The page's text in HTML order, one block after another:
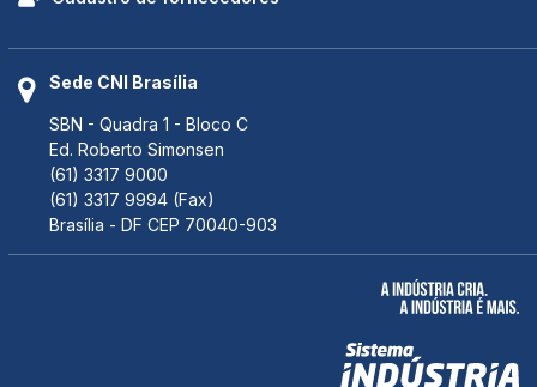
Sede CNI Brasília
SBN - Quadra 1 - Bloco C
Ed. Roberto Simonsen
(61) 3317 9000
(61) 3317 9994 (Fax)
Brasília - DF CEP 70040-903